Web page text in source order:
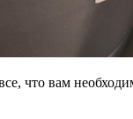
что вам